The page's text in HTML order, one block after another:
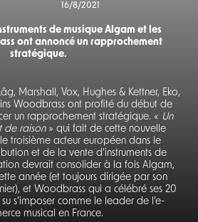
16/8/2021
de musique Algam et les
ont annoncé un rapprochement
stratégique.
Marshall, Vox, Hughes & Kettner, Eko,
Woodbrass ont profité du début de
un rapprochement stratégique. « Un
raison» qui fait de cette nouvelle
troisième acteur européen dans le
et de la vente d’instruments de
devrait consolider à la fois Algam,
année (et toujours dirigée par son
et Woodbrass qui a célébré ses 20
s’imposer comme le leader de l’e-
musical en France.